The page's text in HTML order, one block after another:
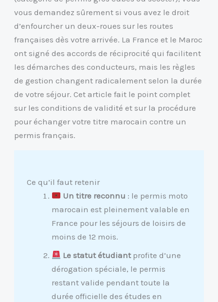
vous demandez sûrement si vous avez le droit
d’enfourcher un deux-roues sur les routes
françaises dès votre arrivée. La France et le Maroc
ont signé des accords de réciprocité qui facilitent
les démarches des conducteurs, mais les règles
de gestion changent radicalement selon la durée
de votre séjour. Cet article fait le point complet
sur les conditions de validité et sur la procédure
pour échanger votre titre marocain contre un
permis français.
Ce qu’il faut retenir
Un titre reconnu : le permis moto
marocain est pleinement valable en
France pour les séjours de loisirs de
moins de 12 mois.
Le statut étudiantprofite d’une
dérogation spéciale, le permis
restant valide pendant toute la
durée officielle des études en